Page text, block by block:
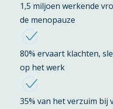
1,5 miljoen werkende
de menopauze
80% ervaart klachten,
op het werk
35% van het verzuim bij